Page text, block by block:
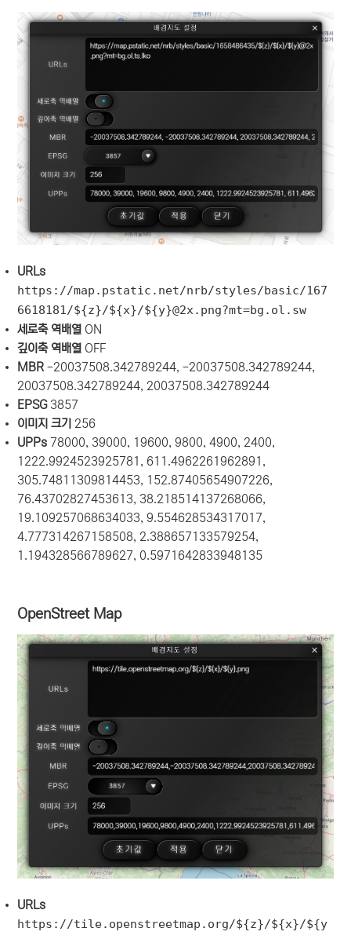
URLs
https://map.pstatic.net/nrb/styles/basic/167
6618181/${z}/${x}/${y}@2x.png?mt=bg.ol.sw
세로축 역배열 ON
깊이축 역배열 OFF
MBR -20037508.342789244, -20037508.342789244,
20037508.342789244, 20037508.342789244
EPSG3857
이미지 크기 256
UPPs 78000, 39000, 19600, 9800, 4900, 2400,
1222.9924523925781, 611.4962261962891,
305.74811309814453, 152.87405654907226,
76.43702827453613, 38.218514137268066,
19.109257068634033, 9.554628534317017,
4.777314267158508, 2.388657133579254,
1.194328566789627, 0.5971642833948135
OpenStreet Map
URLs
https://tile.openstreetmap.org/${z}/${x}/${y